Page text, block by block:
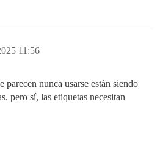
11:56
parecen nunca usarse están siendo
pero sí, las etiquetas necesitan